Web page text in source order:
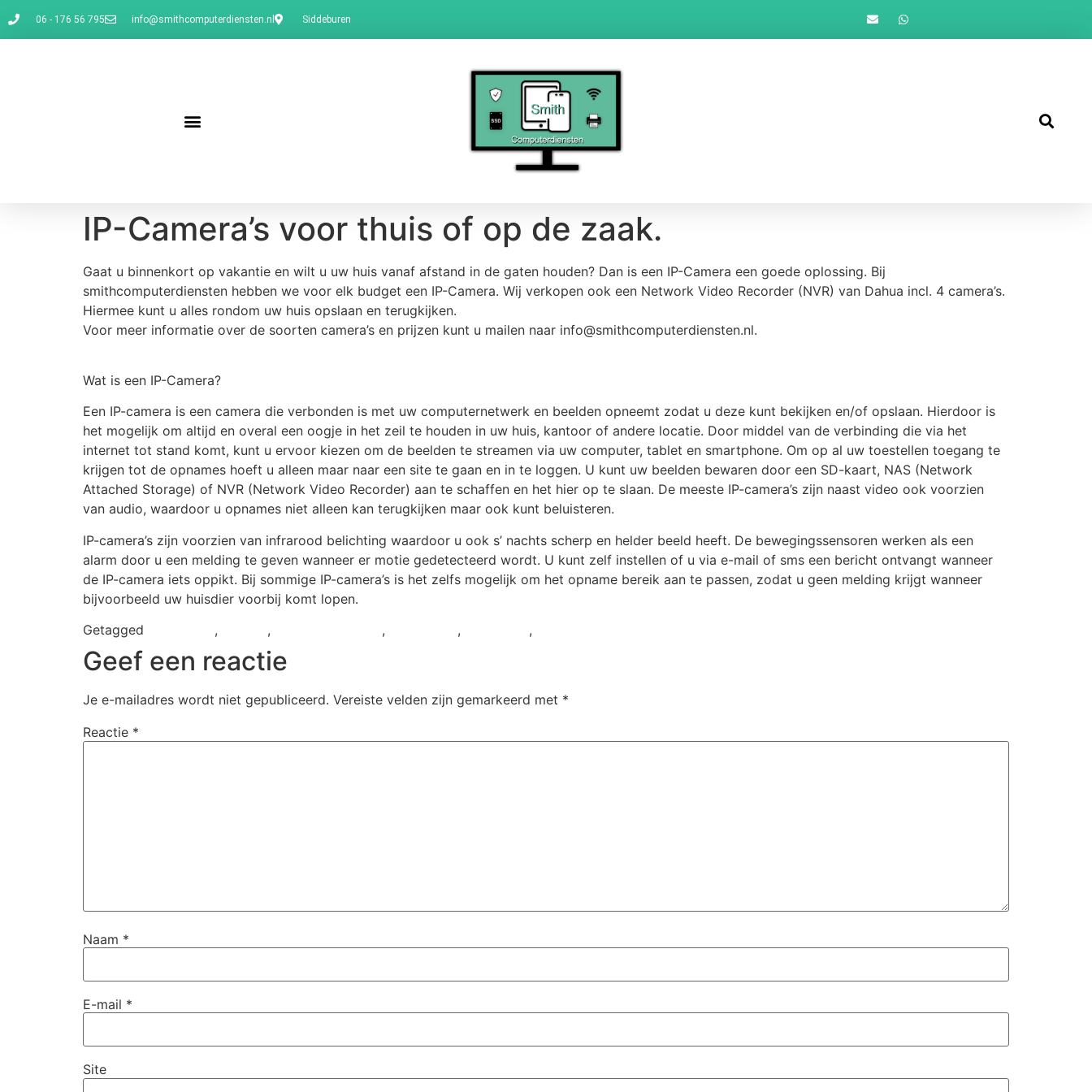
06 - 176 56 795 info@smithcomputerdiensten.nl Siddeburen
IP-Camera’s voor thuis of op de zaak.
Gaat u binnenkort op vakantie en wilt u uw huis vanaf afstand in de gaten houden? Dan is een IP-Camera een goede oplossing. Bij
smithcomputerdiensten hebben we voor elk budget een IP-Camera. Wij verkopen ook een Network Video Recorder (NVR) van Dahua incl. 4 camera’s.
Hiermee kunt u alles rondom uw huis opslaan en terugkijken.
Voor meer informatie over de soorten camera’s en prijzen kunt u mailen naar info@smithcomputerdiensten.nl.
Wat is een IP-Camera?
Een IP-camera is een camera die verbonden is met uw computernetwerk en beelden opneemt zodat u deze kunt bekijken en/of opslaan. Hierdoor is
het mogelijk om altijd en overal een oogje in het zeil te houden in uw huis, kantoor of andere locatie. Door middel van de verbinding die via het
internet tot stand komt, kunt u ervoor kiezen om de beelden te streamen via uw computer, tablet en smartphone. Om op al uw toestellen toegang te
krijgen tot de opnames hoeft u alleen maar naar een site te gaan en in te loggen. U kunt uw beelden bewaren door een SD-kaart, NAS (Network
Attached Storage) of NVR (Network Video Recorder) aan te schaffen en het hier op te slaan. De meeste IP-camera’s zijn naast video ook voorzien
van audio, waardoor u opnames niet alleen kan terugkijken maar ook kunt beluisteren.
IP-camera’s zijn voorzien van infrarood belichting waardoor u ook s’ nachts scherp en helder beeld heeft. De bewegingssensoren werken als een
alarm door u een melding te geven wanneer er motie gedetecteerd wordt. U kunt zelf instellen of u via e-mail of sms een bericht ontvangt wanneer
de IP-camera iets oppikt. Bij sommige IP-camera’s is het zelfs mogelijk om het opname bereik aan te passen, zodat u geen melding krijgt wanneer
bijvoorbeeld uw huisdier voorbij komt lopen.
Getagged
, , , , ,
Geef een reactie
Je e-mailadres wordt niet gepubliceerd. Vereiste velden zijn gemarkeerd met *
Reactie *
Naam *
E-mail *
Site